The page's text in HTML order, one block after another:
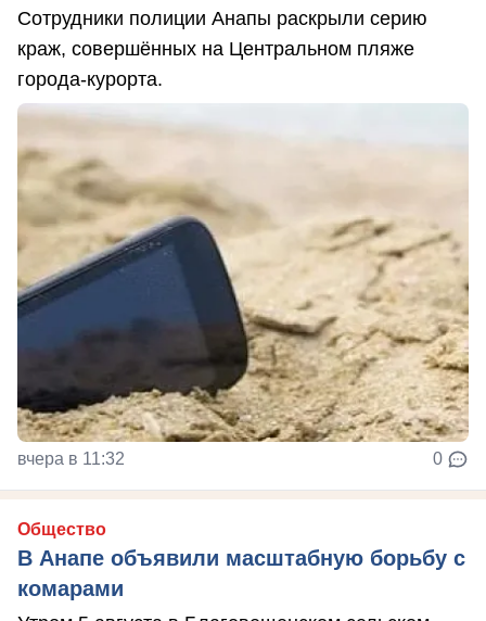
Сотрудники полиции Анапы раскрыли серию
краж, совершённых на Центральном пляже
города-курорта.
вчера в 11:32 0
Общество
В Анапе объявили масштабную борьбу с
комарами